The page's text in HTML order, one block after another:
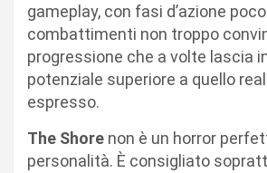
gameplay, con fasi d’azione
combattimenti non troppo
progressione che a volte lascia
potenziale superiore a quello
espresso.
The Shore non è un horror
personalità. È consigliato